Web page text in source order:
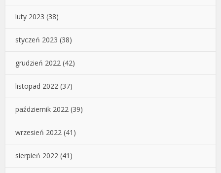
luty 2023 (38)
styczeń 2023 (38)
grudzień 2022 (42)
listopad 2022 (37)
październik 2022 (39)
wrzesień 2022 (41)
sierpień 2022 (41)